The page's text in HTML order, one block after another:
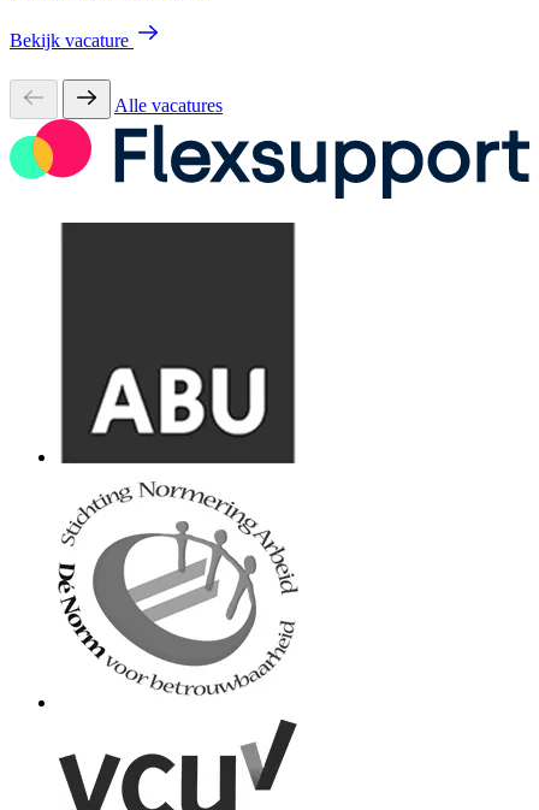
Bekijk vacature
Alle vacatures